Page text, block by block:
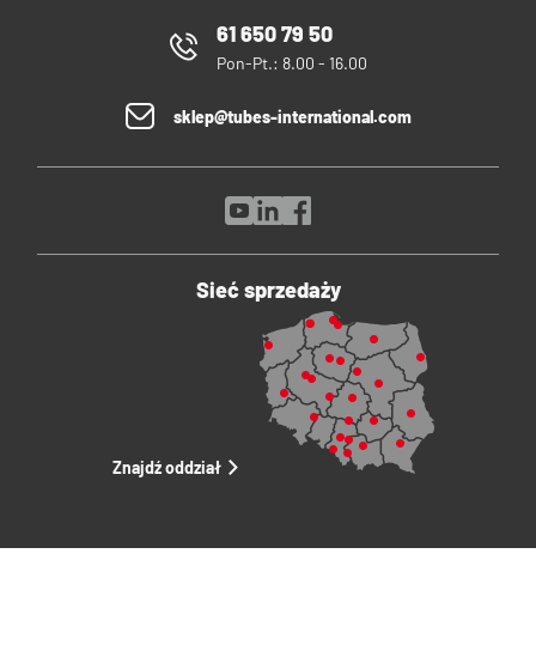
61 650 79 50
Pon-Pt.: 8.00 - 16.00
sklep@tubes-international.com
Sieć sprzedaży
Znajdź oddział